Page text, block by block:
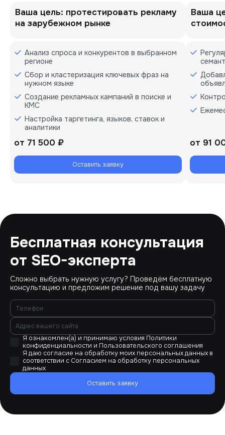
Ваша цель: протестировать рекламу
на зарубежном рынке
Анализ спроса и конкурентов в выбранном
регионе
Сбор и кластеризация ключевых фраз на
нужном языке
Создание рекламных кампаний в поиске и
КМС
Настройка таргетинга, языков, ставок и
аналитики
от 71 500 ₽
Оставить заявку
Ваша
от 91
Бесплатная консультация
от SEO-эксперта
Сложно выбрать нужную услугу? Проведём бесплатную
консультацию и предложим решение под вашу задачу
Я ознакомлен(а) и принимаю условия Политики
конфиденциальности и Пользовательского соглашения
Я даю согласие на обработку моих персональных данных в
соответствии с Согласием на обработку персональных
данных
Оставить заявку